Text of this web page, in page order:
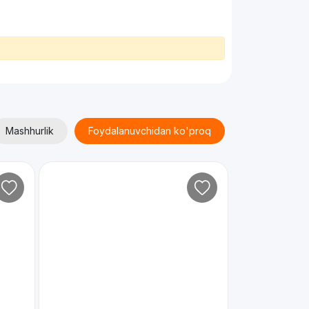
Mashhurlik Foydalanuvchidan ko'proq